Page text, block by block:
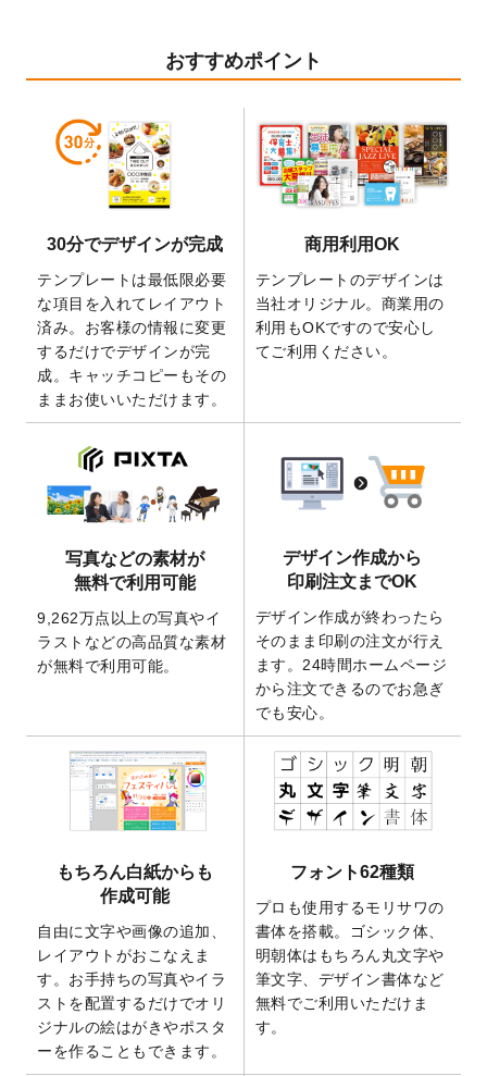
業効率を上げる便利な操作方法3選！
開いたしました。
暑中見舞いのデザインテンプレート
しました。
2026/5/28
【新商品】マグネットステッカーが作成で
きるようになりました！
の全4ステップを解説！」を公開いたしまし
た。
2026/4/23
コラム「 画像の配置・差し替え・トリミン
グ」「テンプレート間でパーツを流用する
方法」を公開いたしました。
2026/4/21
アクリルキーホルダーのデザインテンプレ
ート を追加いたしました。
りました！
2025/12/22
【新商品】アクリルキーホルダーが作成で
きるようになりました！
2025/12/22
2026年版4月始まりのカレンダーデザイン
テンプレート
を公開いたしました。
開いたしました。
2025/9/30
【新商品】クリアファイルバッグ が作成で
きるようになりました！
2026年午年の年賀状デザインテンプレート
を公開いたしました。
2025/9/10
喪中はがき・寒中見舞いのデザインテンプ
レートを公開いたしました。
2025/8/1
9,160万点以上の写真やイラスト素材が無料
2025/7/30
キャンバスプリントのデザインテンプレー
トを追加いたしました。
2025/6/30
暑中見舞いのデザインテンプレートを追加
しました。
2025/6/27
キャンバスプリントのデザインテンプレー
トを追加いたしました。
2025/6/24
2026年版1月始まりのカレンダーデザイン
テンプレートを公開いたしました。
おすすめポイント
30分でデザインが完成
テンプレートは最低限必要
な項目を入れてレイアウト
済み。お客様の情報に変更
するだけでデザインが完
成。キャッチコピーもその
ままお使いいただけます。
商用利用OK
テンプレートのデザインは
当社オリジナル。商業用の
利用もOKですので安心し
てご利用ください。
写真などの素材が
無料で利用可能
9,262万点以上の写真やイ
ラストなどの高品質な素材
が無料で利用可能。
デザイン作成から
印刷注文までOK
デザイン作成が終わったら
そのまま印刷の注文が行え
ます。24時間ホームページ
から注文できるのでお急ぎ
でも安心。
もちろん白紙からも
作成可能
自由に文字や画像の追加、
レイアウトがおこなえま
す。お手持ちの写真やイラ
ストを配置するだけでオリ
ジナルの絵はがきやポスタ
ーを作ることもできます。
フォント62種類
プロも使用するモリサワの
書体を搭載。ゴシック体、
明朝体はもちろん丸文字や
筆文字、デザイン書体など
無料でご利用いただけま
す。